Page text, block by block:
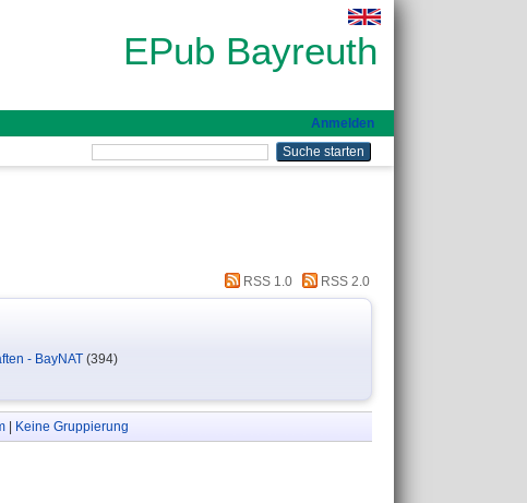
EPub Bayreuth
Anmelden
RSS 1.0 RSS 2.0
- BayNAT (394)
| Keine Gruppierung